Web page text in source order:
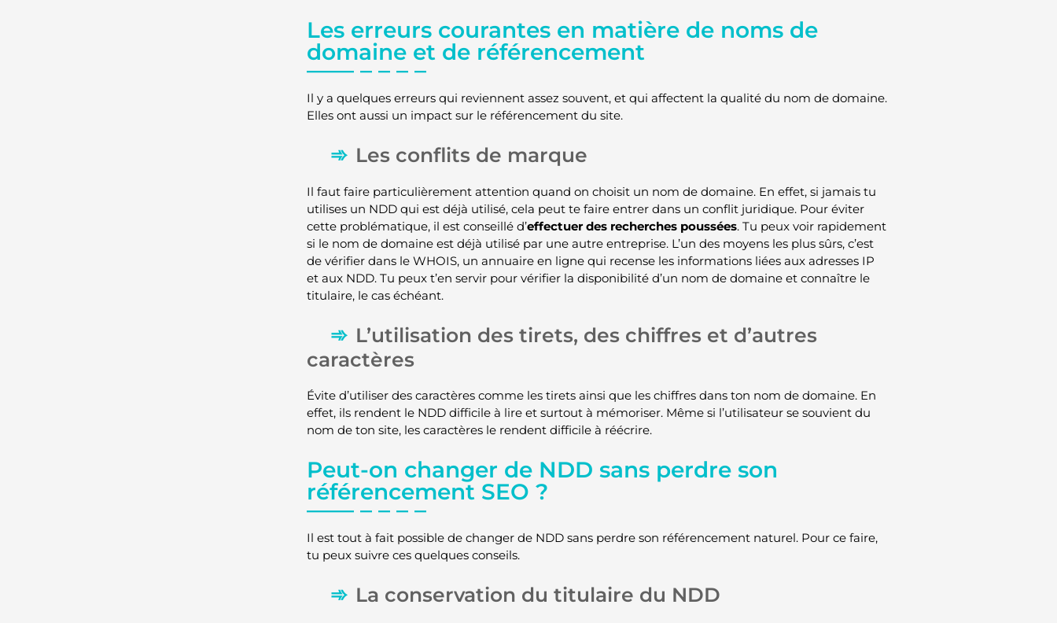
Les erreurs courantes en matière de noms de
domaine et de référencement
Il y a quelques erreurs qui reviennent assez souvent, et qui affectent la qualité du nom de domaine.
Elles ont aussi un impact sur le référencement du site.
Les conflits de marque
Il faut faire particulièrement attention quand on choisit un nom de domaine. En effet, si jamais tu
utilises un NDD qui est déjà utilisé, cela peut te faire entrer dans un conflit juridique. Pour éviter
cette problématique, il est conseillé d’effectuer des recherches poussées. Tu peux voir rapidement
si le nom de domaine est déjà utilisé par une autre entreprise. L’un des moyens les plus sûrs, c’est
de vérifier dans le WHOIS, un annuaire en ligne qui recense les informations liées aux adresses IP
et aux NDD. Tu peux t’en servir pour vérifier la disponibilité d’un nom de domaine et connaître le
titulaire, le cas échéant.
L’utilisation des tirets, des chiffres et d’autres
caractères
Évite d’utiliser des caractères comme les tirets ainsi que les chiffres dans ton nom de domaine. En
effet, ils rendent le NDD difficile à lire et surtout à mémoriser. Même si l’utilisateur se souvient du
nom de ton site, les caractères le rendent difficile à réécrire.
Peut-on changer de NDD sans perdre son
référencement SEO ?
Il est tout à fait possible de changer de NDD sans perdre son référencement naturel. Pour ce faire,
tu peux suivre ces quelques conseils.
La conservation du titulaire du NDD